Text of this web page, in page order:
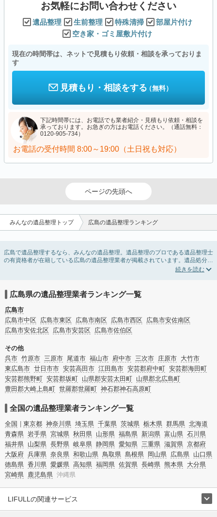
お気軽にお問い合わせください
遺品整理 生前整理 特殊清掃
部屋片付け
空き家・ゴミ屋敷片付け
現在の時間帯は、ネットで見積もり依頼・相談を承っておりま
す
見積もり・相談をする（無料）
下記時間帯には、お電話でも業者紹介・見積もり依頼・相談を
承っております。お急ぎの方はお電話ください。（通話無料：
0120-905-734）
お電話の受付時間 8:00～19:00（土日祝も対応）
ページの先頭へ
みんなの遺品整理トップ 広島の遺品整理ランキング
広島で遺品整理するなら、みんなの遺品整理。遺品整理のプロである遺品整理士
の有資格者が在籍している広島の遺品整理業者が掲載されています。遺品処分を
即日対応してくれる実家の片付け業者や遺品整理会社を比較できます。広島の遺
ょう。
ゴミの処分方法や親の家の遺品整理をはじめる時期などお役立ち情報も豊富なの
で、チェックしてみてください。
広島県の遺品整理業者ランキング一覧
広島市
広島市中区
広島市東区 広島市南区 広島市西区
広島市安佐南区
広島市安佐北区
広島市安芸区 広島市佐伯区
その他
呉市 竹原市 三原市 尾道市 福山市 府中市 三次市 庄原市 大竹市
東広島市 廿日市市 安芸高田市 江田島市 安芸郡府中町 安芸郡海田町
安芸郡熊野町 安芸郡坂町 山県郡安芸太田町 山県郡北広島町
豊田郡大崎上島町 世羅郡世羅町 神石郡神石高原町
全国の遺品整理業者ランキング一覧
全国 東京都 神奈川県 埼玉県 千葉県 茨城県 栃木県 群馬県 北海道
青森県 岩手県 宮城県 秋田県 山形県 福島県 新潟県 富山県 石川県
福井県 山梨県 長野県 岐阜県 静岡県 愛知県 三重県 滋賀県 京都府
大阪府 兵庫県 奈良県 和歌山県 鳥取県 島根県 岡山県 広島県 山口県
徳島県 香川県 愛媛県 高知県 福岡県 佐賀県 長崎県 熊本県 大分県
宮崎県 鹿児島県 沖縄県
LIFULLの関連サービス